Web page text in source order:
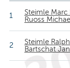
1
Steimle Marc
Ruoss
2
Steimle
Bartschat